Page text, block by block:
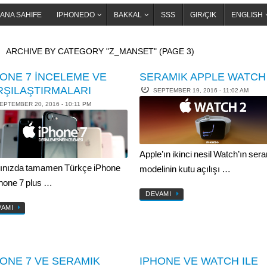
ANA SAHIFE IPHONEDO BAKKAL SSS GIR/ÇIK ENGLISH
ARCHIVE BY CATEGORY "Z_MANSET"(PAGE 3)
7 İNCELEME VE
20, 2016 - 10:11 PM
tamamen Türkçe iPhone
7 plus …
SERAMIK APPLE WATCH
SEPTEMBER 19, 2016 - 11:02 AM
Apple’ın ikinci nesil Watch’ın
modelinin kutu açılışı …
DEVAMI
7 VE SERAMIK
IPHONE VE WATCH ILE